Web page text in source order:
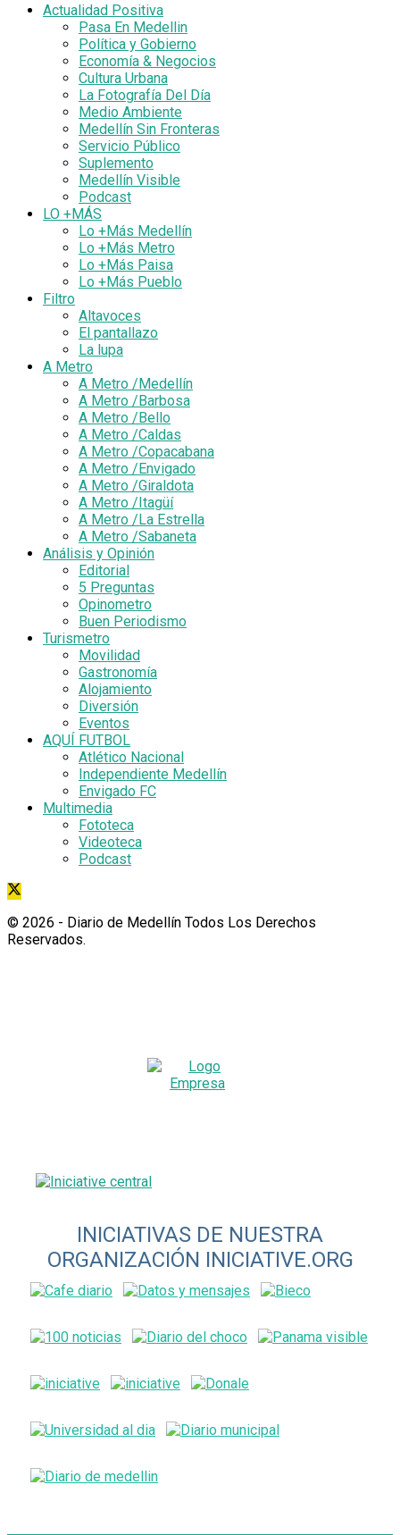
Actualidad Positiva
Pasa En Medellin
Política y Gobierno
Economía & Negocios
Cultura Urbana
La Fotografía Del Día
Medio Ambiente
Medellín Sin Fronteras
Servicio Público
Suplemento
Medellín Visible
Podcast
LO +MÁS
Lo +Más Medellín
Lo +Más Metro
Lo +Más Paisa
Lo +Más Pueblo
Filtro
Altavoces
El pantallazo
La lupa
A Metro
A Metro /Medellín
A Metro /Barbosa
A Metro /Bello
A Metro /Caldas
A Metro /Copacabana
A Metro /Envigado
A Metro /Giraldota
A Metro /Itagüí
A Metro /La Estrella
A Metro /Sabaneta
Análisis y Opinión
Editorial
5 Preguntas
Opinometro
Buen Periodismo
Turismetro
Movilidad
Gastronomía
Alojamiento
Diversión
Eventos
AQUÍ FUTBOL
Atlético Nacional
Independiente Medellín
Envigado FC
Multimedia
Fototeca
Videoteca
Podcast
© 2026 - Diario de Medellín Todos Los Derechos
Reservados.
INICIATIVAS DE NUESTRA
ORGANIZACIÓN INICIATIVE.ORG